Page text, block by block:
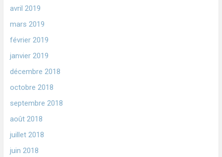
avril 2019
mars 2019
février 2019
janvier 2019
décembre 2018
octobre 2018
septembre 2018
août 2018
juillet 2018
juin 2018